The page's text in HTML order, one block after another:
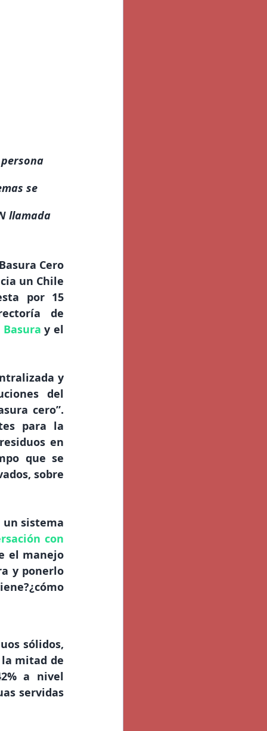
se
llamada
Cero
un Chile
por 15
de
y
del
cero”.
para la
en
que se
sobre
un sistema
con
el manejo
y ponerlo
sólidos,
mitad de
a nivel
servidas